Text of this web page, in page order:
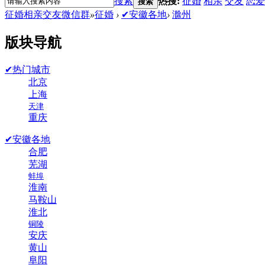
征婚相亲交友微信群»征婚 › ✔安徽各地› 滁州
版块导航
✔热门城市
北京
上海
天津
重庆
✔安徽各地
合肥
芜湖
蚌埠
淮南
马鞍山
淮北
铜陵
安庆
黄山
阜阳